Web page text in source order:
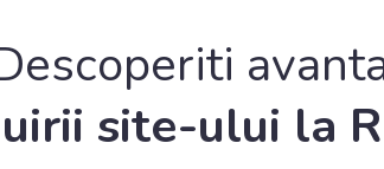
site-ului la